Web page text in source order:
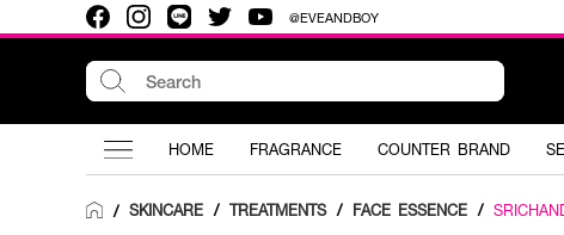
@EVEANDBOY
HOME FRAGRANCE COUNTER BRAND
/ SKINCARE / TREATMENTS / FACE ESSENCE /